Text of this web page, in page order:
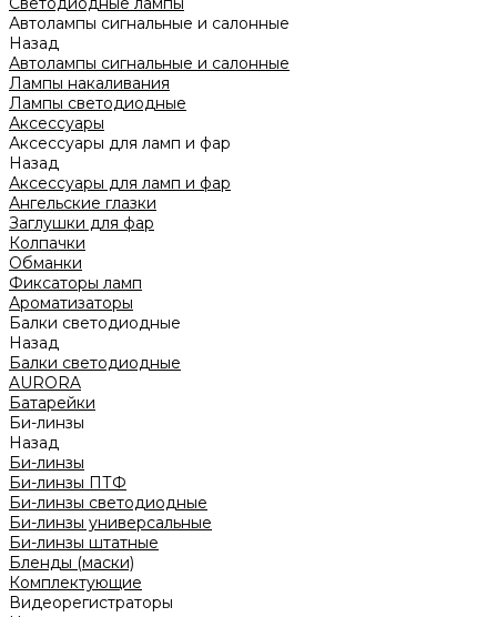
Автолампы сигнальные и салонные
Назад
Автолампы сигнальные и салонные
Лампы накаливания
Лампы светодиодные
Аксессуары
Аксессуары для ламп и фар
Назад
Аксессуары для ламп и фар
Ангельские глазки
Заглушки для фар
Колпачки
Обманки
Фиксаторы ламп
Ароматизаторы
Балки светодиодные
Назад
Балки светодиодные
AURORA
Батарейки
Би-линзы
Назад
Би-линзы
Би-линзы ПТФ
Би-линзы светодиодные
Би-линзы универсальные
Би-линзы штатные
Бленды (маски)
Комплектующие
Видеорегистраторы